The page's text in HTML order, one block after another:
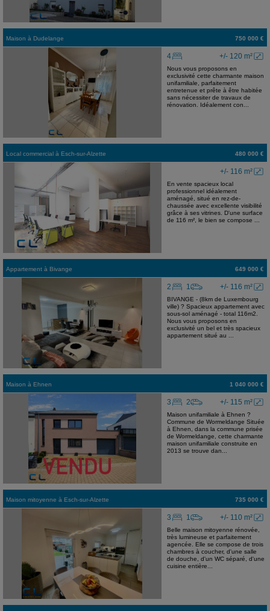
Maison à Dudelange 750 000 €
+/- 120 m²
4
Nous vous proposons en
exclusivité cette charmante maison
unifamiliale, parfaitement
entretenue et prête à être habitée
sans nécessiter de travaux de
rénovation. Idéalement con...
Local commercial à Esch-sur-Alzette 480 000 €
+/- 116 m²
En vente spacieux local
professionnel idéalement
aménagé, situé en rez-de-
chaussée avec excellente visibilité
grâce à ses vitrines. D'une surface
de 116 m², le bien se compose ...
Appartement à Bivange 649 000 €
+/- 116 m²
2 1
BIVANGE - (8km de Luxembourg
ville) ? Spacieux appartement avec
sous-sol aménagé - total 116m2.
Nous vous proposons en
exclusivité un bel et très spacieux
appartement situé au ...
Maison à Ehnen 1 040 000 €
+/- 115 m²
3 2
Maison unifamiliale à Ehnen ?
Commune de Wormeldange Située
à Ehnen, dans la commune prisée
de Wormeldange, cette charmante
maison unifamiliale construite en
2013 se trouve dan...
Maison mitoyenne à Esch-sur-Alzette 735 000 €
+/- 110 m²
3 1
Belle maison mitoyenne rénovée,
très lumineuse et parfaitement
agencée. Elle se compose de trois
chambres à coucher, d'une salle
de douche, d'un WC séparé, d'une
cuisine entière...